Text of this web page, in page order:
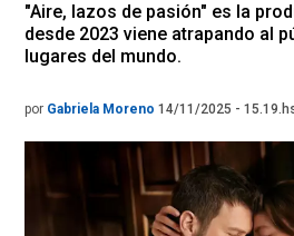
"Aire, lazos de pasión" es la
desde 2023 viene atrapando al
lugares del mundo.
por Gabriela Moreno 14/11/2025 -